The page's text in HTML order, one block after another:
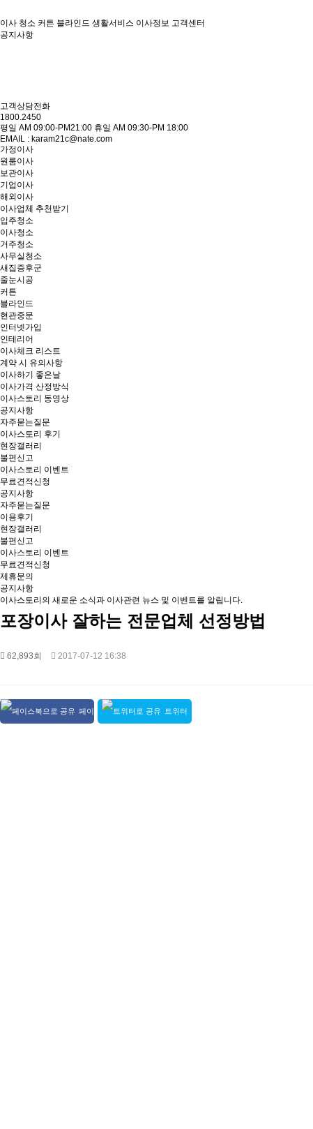
이사 청소 커튼 블라인드 생활서비스 이사정보 고객센터
공지사항
고객상담전화
1800.2450
평일 AM 09:00-PM21:00 휴일 AM 09:30-PM 18:00
EMAIL : karam21c@nate.com
가정이사
원룸이사
보관이사
기업이사
해외이사
이사업체 추천받기
입주청소
이사청소
거주청소
사무실청소
새집증후군
줄눈시공
커튼
블라인드
현관중문
인터넷가입
인테리어
이사체크 리스트
계약 시 유의사항
이사하기 좋은날
이사가격 산정방식
이사스토리 동영상
공지사항
자주묻는질문
이사스토리 후기
현장갤러리
불편신고
이사스토리 이벤트
무료견적신청
공지사항
자주묻는질문
이용후기
현장갤러리
불편신고
이사스토리 이벤트
무료견적신청
제휴문의
공지사항
이사스토리의 새로운 소식과 이사관련 뉴스 및 이벤트를 알립니다.
포장이사 잘하는 전문업체 선정방법
62,893회 2017-07-12 16:38
페이 트위터